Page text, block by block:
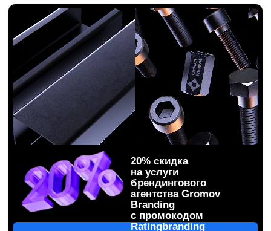
Перейти на сайт агентства
20% скидка
на услуги
брендингового
агентства Gromov
Branding
с промокодом
Ratingbranding